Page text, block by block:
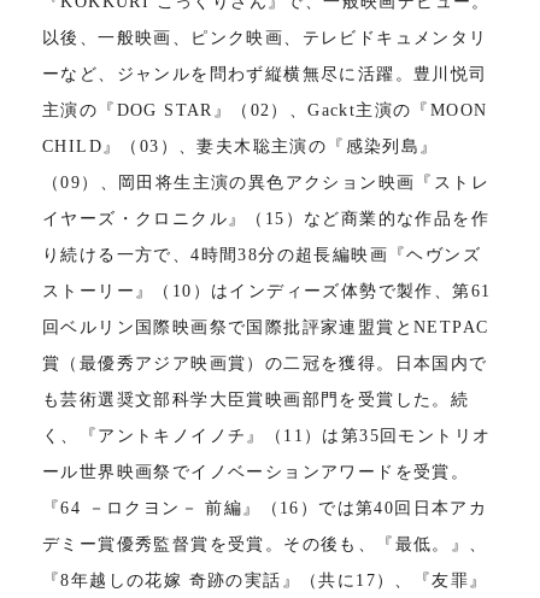
以後、一般映画、ピンク映画、テレビドキュメンタリ
ーなど、ジャンルを問わず縦横無尽に活躍。豊川悦司
主演の『DOG STAR』（02）、Gackt主演の『MOON
CHILD』（03）、妻夫木聡主演の『感染列島』
（09）、岡田将生主演の異色アクション映画『ストレ
イヤーズ・クロニクル』（15）など商業的な作品を作
り続ける一方で、4時間38分の超長編映画『ヘヴンズ
ストーリー』（10）はインディーズ体勢で製作、第61
回ベルリン国際映画祭で国際批評家連盟賞とNETPAC
賞（最優秀アジア映画賞）の二冠を獲得。日本国内で
も芸術選奨文部科学大臣賞映画部門を受賞した。続
く、『アントキノイノチ』（11）は第35回モントリオ
ール世界映画祭でイノベーションアワードを受賞。
『64 －ロクヨン－ 前編』（16）では第40回日本アカ
デミー賞優秀監督賞を受賞。その後も、『最低。』、
『8年越しの花嫁 奇跡の実話』（共に17）、『友罪』